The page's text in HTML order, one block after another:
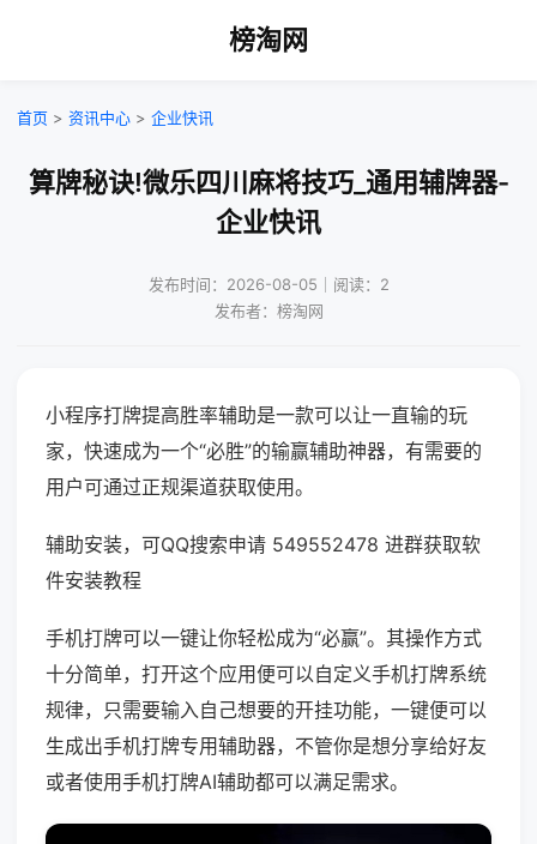
榜淘网
首页 > 资讯中心 > 企业快讯
算牌秘诀!微乐四川麻将技巧_通用辅牌器-
企业快讯
发布时间：2026-08-05｜阅读：2
发布者：榜淘网
小程序打牌提高胜率辅助是一款可以让一直输的玩
家，快速成为一个“必胜”的输赢辅助神器，有需要的
用户可通过正规渠道获取使用。
辅助安装，可QQ搜索申请 549552478 进群获取软
件安装教程
手机打牌可以一键让你轻松成为“必赢”。其操作方式
十分简单，打开这个应用便可以自定义手机打牌系统
规律，只需要输入自己想要的开挂功能，一键便可以
生成出手机打牌专用辅助器，不管你是想分享给好友
或者使用手机打牌AI辅助都可以满足需求。